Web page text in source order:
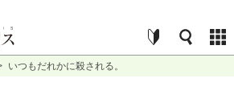
いつもだれかに殺される。